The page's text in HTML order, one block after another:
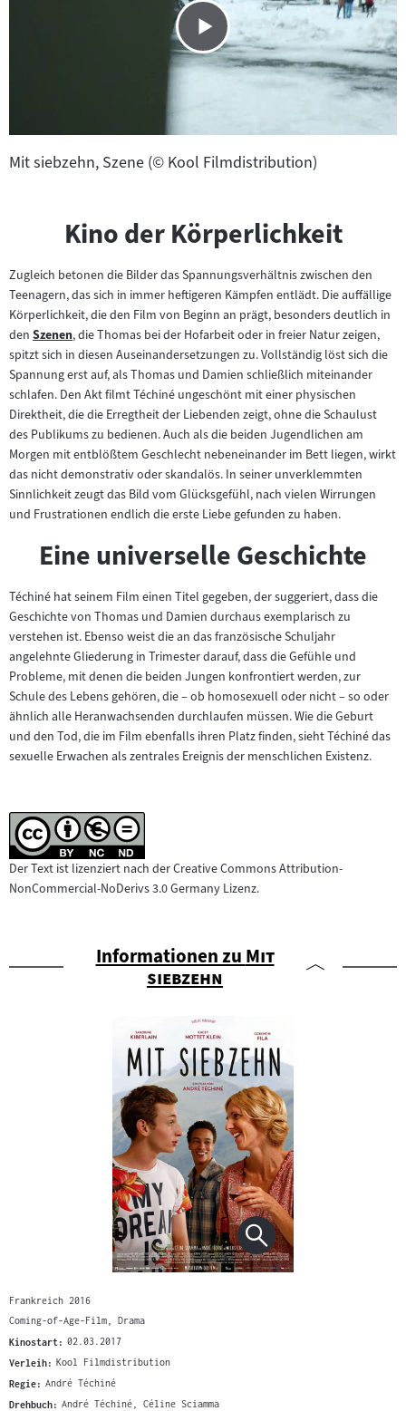
Mit siebzehn, Szene (© Kool Filmdistribution)
Kino der Körperlichkeit
Zugleich betonen die Bilder das Spannungsverhältnis zwischen den
Teenagern, das sich in immer heftigeren Kämpfen entlädt. Die auffällige
Körperlichkeit, die den Film von Beginn an prägt, besonders deutlich in
den Zum
Inhalt:
Szenen, die Thomas bei der Hofarbeit oder in freier Natur zeigen,
spitzt sich in diesen Auseinandersetzungen zu. Vollständig löst sich die
Spannung erst auf, als Thomas und Damien schließlich miteinander
schlafen. Den Akt filmt Téchiné ungeschönt mit einer physischen
Direktheit, die die Erregtheit der Liebenden zeigt, ohne die Schaulust
des Publikums zu bedienen. Auch als die beiden Jugendlichen am
Morgen mit entblößtem Geschlecht nebeneinander im Bett liegen, wirkt
das nicht demonstrativ oder skandalös. In seiner unverklemmten
Sinnlichkeit zeugt das Bild vom Glücksgefühl, nach vielen Wirrungen
und Frustrationen endlich die erste Liebe gefunden zu haben.
Eine universelle Geschichte
Téchiné hat seinem Film einen Titel gegeben, der suggeriert, dass die
Geschichte von Thomas und Damien durchaus exemplarisch zu
verstehen ist. Ebenso weist die an das französische Schuljahr
angelehnte Gliederung in Trimester darauf, dass die Gefühle und
Probleme, mit denen die beiden Jungen konfrontiert werden, zur
Schule des Lebens gehören, die – ob homosexuell oder nicht – so oder
ähnlich alle Heranwachsenden durchlaufen müssen. Wie die Geburt
und den Tod, die im Film ebenfalls ihren Platz finden, sieht Téchiné das
sexuelle Erwachen als zentrales Ereignis der menschlichen Existenz.
Der Text ist lizenziert nach der Creative Commons Attribution-
NonCommercial-NoDerivs 3.0 Germany Lizenz.
Informationen zu "
Mit
siebzehn
Frankreich 2016
Coming-of-Age-Film, Drama
Kinostart: 02.03.2017
Verleih: Kool Filmdistribution
Regie: André Téchiné
Drehbuch: André Téchiné, Céline Sciamma